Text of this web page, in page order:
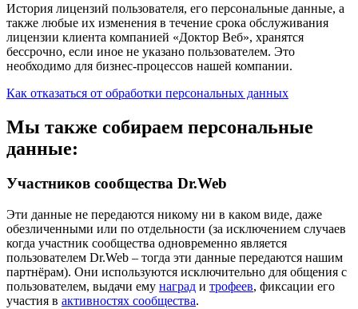
История лицензий пользователя, его персональные данные, а
также любые их изменения в течение срока обслуживания
лицензии клиента компанией «Доктор Веб», хранятся
бессрочно, если иное не указано пользователем. Это
необходимо для бизнес-процессов нашей компании.
Как отказаться от обработки персональных данных
Мы также собираем персональные
данные:
Участников сообщества Dr.Web
Эти данные не передаются никому ни в каком виде, даже
обезличенными или по отдельности (за исключением случаев
когда участник сообщества одновременно является
пользователем Dr.Web – тогда эти данные передаются нашим
партнёрам). Они используются исключительно для общения с
пользователем, выдачи ему наград и трофеев, фиксации его
участия в активностях сообщества.